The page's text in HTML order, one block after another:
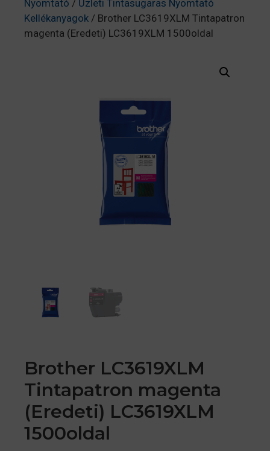
Nyomtató / Üzleti Tintasugaras Nyomtató
Kellékanyagok / Brother LC3619XLM Tintapatron
magenta (Eredeti) LC3619XLM 1500oldal
Brother LC3619XLM
Tintapatron magenta
(Eredeti) LC3619XLM
1500oldal